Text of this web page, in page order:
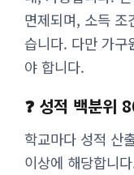
면제되며, 소득 조
습니다. 다만 가구
야 합니다.
❓ 성적 백분위
학교마다 성적 산
이상에 해당합니